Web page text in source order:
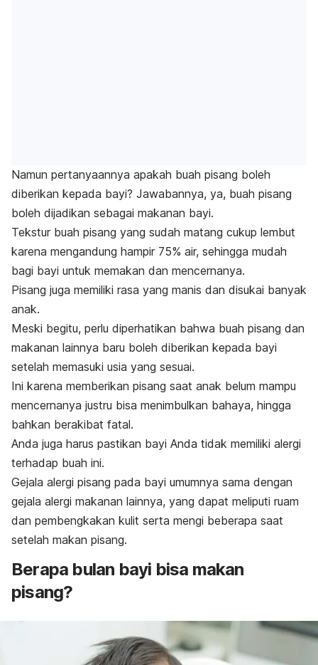
Namun pertanyaannya apakah buah pisang boleh
diberikan kepada bayi? Jawabannya, ya, buah pisang
boleh dijadikan sebagai makanan bayi.
Tekstur buah pisang yang sudah matang cukup lembut
karena mengandung hampir 75% air, sehingga mudah
bagi bayi untuk memakan dan mencernanya.
Pisang juga memiliki rasa yang manis dan disukai banyak
anak.
Meski begitu, perlu diperhatikan bahwa buah pisang dan
makanan lainnya baru boleh diberikan kepada bayi
setelah memasuki usia yang sesuai.
Ini karena memberikan pisang saat anak belum mampu
mencernanya justru bisa menimbulkan bahaya, hingga
bahkan berakibat fatal.
Anda juga harus pastikan bayi Anda tidak memiliki alergi
terhadap buah ini.
Gejala alergi pisang pada bayi umumnya sama dengan
gejala alergi makanan lainnya, yang dapat meliputi ruam
dan pembengkakan kulit serta mengi beberapa saat
setelah makan pisang.
Berapa bulan bayi bisa makan
pisang?